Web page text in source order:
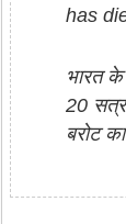
has
भारत
20 सत्र
बरोट